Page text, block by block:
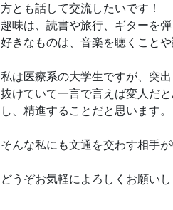
方とも話して交流したいです！
趣味は、読書や旅行、ギターを
好きなものは、音楽を聴くこと
私は医療系の大学生ですが、突
抜けていて一言で言えば変人だ
し、精進することだと思います。
そんな私にも文通を交わす相手
どうぞお気軽によろしくお願いしま